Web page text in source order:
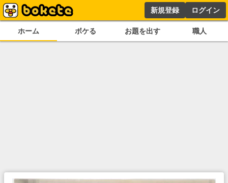
新規登録 ログイン
ホーム ボケる お題を出す 職人